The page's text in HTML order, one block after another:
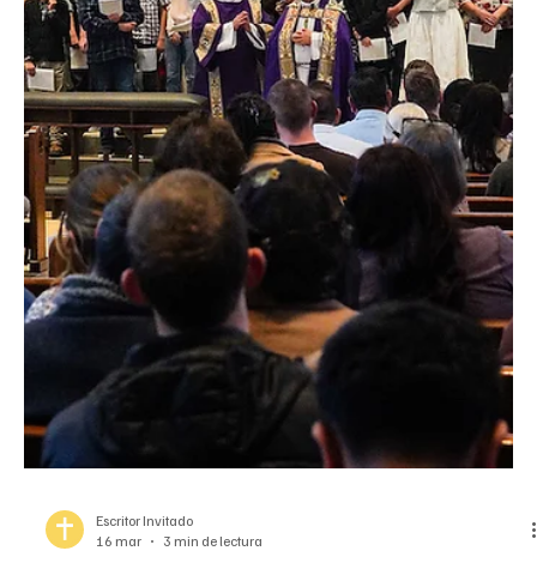
Sheryl Tirol
Obispo Jorge Rodríguez reflexiona sobre la fe, la inmigración y
El obispo auxiliar Jorge Rodríguez y el padre Luke Barder